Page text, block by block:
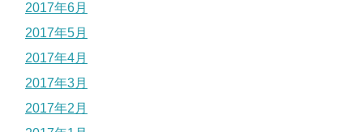
2017年6月
2017年5月
2017年4月
2017年3月
2017年2月